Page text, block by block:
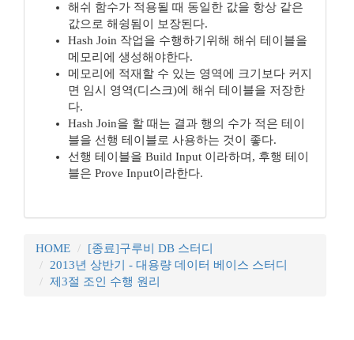
해쉬 함수가 적용될 때 동일한 값을 항상 같은
값으로 해슁됨이 보장된다.
Hash Join 작업을 수행하기위해 해쉬 테이블을
메모리에 생성해야한다.
메모리에 적재할 수 있는 영역에 크기보다 커지
면 임시 영역(디스크)에 해쉬 테이블을 저장한
다.
Hash Join을 할 때는 결과 행의 수가 적은 테이
블을 선행 테이블로 사용하는 것이 좋다.
선행 테이블을 Build Input 이라하며, 후행 테이
블은 Prove Input이라한다.
HOME
[종료]구루비 DB 스터디
2013년 상반기 - 대용량 데이터 베이스 스터디
제3절 조인 수행 원리